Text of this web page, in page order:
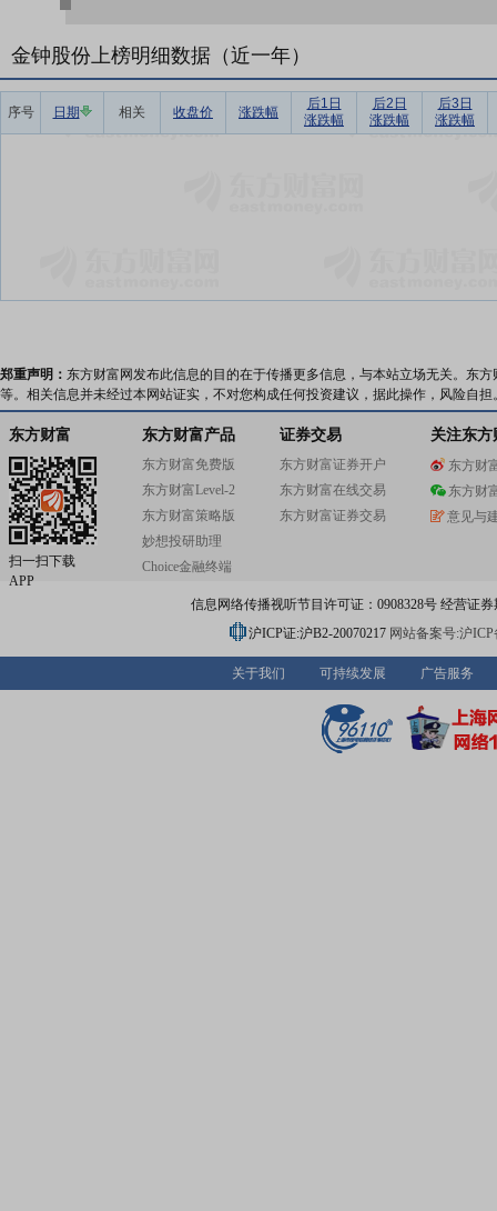
金钟股份上榜明细数据（近一年）
序号 日期 相关 收盘价 涨跌幅
后1日
涨跌幅
后2日
涨跌幅
后3日
涨跌幅
郑重声明： 东方财富网发布此信息的目的在于传播更多信息，与本站立场无关。东
等。相关信息并未经过本网站证实，不对您构成任何投资建议，据此操作，风险自担